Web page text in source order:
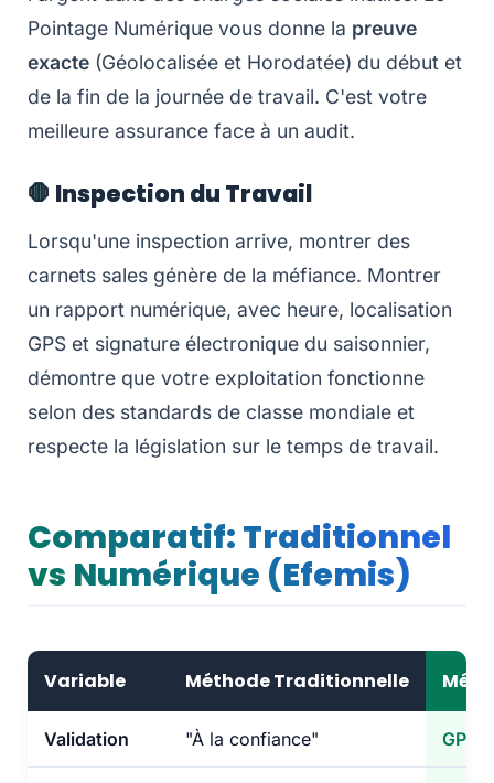
Pointage Numérique vous donne la preuve
exacte (Géolocalisée et Horodatée) du début et
de la fin de la journée de travail. C'est votre
meilleure assurance face à un audit.
🛑 Inspection du Travail
Lorsqu'une inspection arrive, montrer des
carnets sales génère de la méfiance. Montrer
un rapport numérique, avec heure, localisation
GPS et signature électronique du saisonnier,
démontre que votre exploitation fonctionne
selon des standards de classe mondiale et
respecte la législation sur le temps de travail.
Comparatif: Traditionnel
vs Numérique (Efemis)
Variable Méthode Traditionnelle
Validation "À la confiance" GPS